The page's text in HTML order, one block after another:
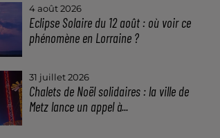
4 août 2026
Eclipse Solaire du 12 août : où voir ce
phénomène en Lorraine ?
31 juillet 2026
Chalets de Noël solidaires : la ville de
Metz lance un appel à...